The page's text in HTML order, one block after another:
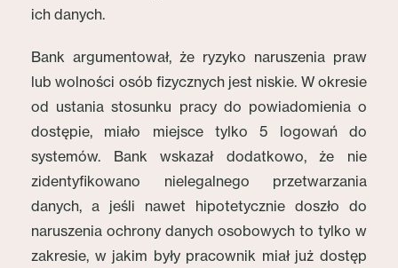
ich danych.
Bank argumentował, że ryzyko naruszenia praw
lub wolności osób fizycznych jest niskie. W okresie
od ustania stosunku pracy do powiadomienia o
dostępie, miało miejsce tylko 5 logowań do
systemów. Bank wskazał dodatkowo, że nie
zidentyfikowano nielegalnego przetwarzania
danych, a jeśli nawet hipotetycznie doszło do
naruszenia ochrony danych osobowych to tylko w
zakresie, w jakim były pracownik miał już dostęp